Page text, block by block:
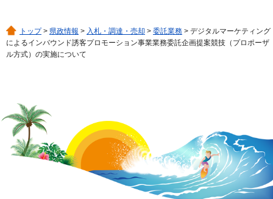
トップ> 県政情報 > 入札・調達・売却 > 委託業務 > デジタルマーケティング
によるインバウンド誘客プロモーション事業業務委託企画提案競技（プロポーザ
ル方式）の実施について